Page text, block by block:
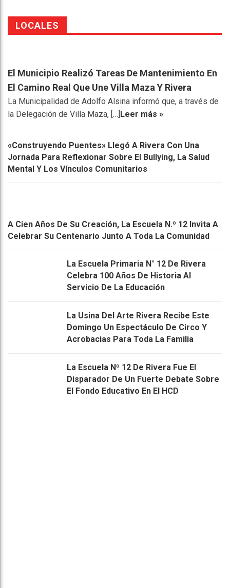
LOCALES
El Municipio Realizó Tareas De Mantenimiento En
El Camino Real Que Une Villa Maza Y Rivera
La Municipalidad de Adolfo Alsina informó que, a través de
la Delegación de Villa Maza, […]Leer más »
«Construyendo Puentes» Llegó A Rivera Con Una
Jornada Para Reflexionar Sobre El Bullying, La Salud
Mental Y Los Vínculos Comunitarios
A Cien Años De Su Creación, La Escuela N.º 12 Invita A
Celebrar Su Centenario Junto A Toda La Comunidad
La Escuela Primaria N° 12 De Rivera
Celebra 100 Años De Historia Al
Servicio De La Educación
La Usina Del Arte Rivera Recibe Este
Domingo Un Espectáculo De Circo Y
Acrobacias Para Toda La Familia
La Escuela Nº 12 De Rivera Fue El
Disparador De Un Fuerte Debate Sobre
El Fondo Educativo En El HCD